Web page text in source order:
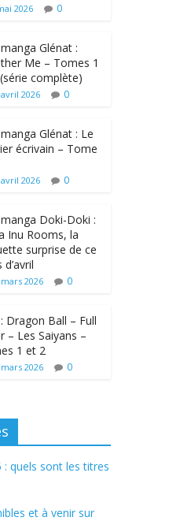
2026 0
Glénat :
Me – Tomes 1
complète)
2026 0
Glénat : Le
écrivain – Tome
2026 0
Doki-Doki :
Inu Rooms, la
surprise de ce
2026 0
Dragon Ball – Full
– Les Saiyans –
1 et 2
2026 0
quels sont les titres
et à venir sur